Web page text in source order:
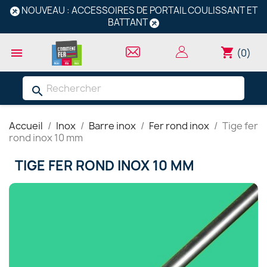
NOUVEAU : ACCESSOIRES DE PORTAIL COULISSANT ET
BATTANT
 shopping_cart (0)
search
Accueil Inox Barre inox Fer rond inox
Tige fer
rond inox 10 mm
TIGE FER ROND INOX 10 MM